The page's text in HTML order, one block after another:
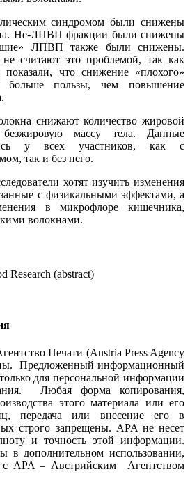
синдромом были снижены
Не-ЛПВП фракции были снижены
ЛПВП также были снижены.
не считают это проблемой, так как
показали, что снижение «плохого»
больше пользы, чем повышение
снижают количество жировой
массу тела. Данные
у всех участников, как с
так и без него.
хотят изучить изменения
с физикальными эффектами, а
в микрофлоре кишечника,
волокнами.
Research (abstract)
Печати (Austria Press Agency
Предложенный информационный
для персональной информации
Любая форма копирования,
этого материала или его
передача или внесение его в
строго запрещены. APA не несет
и точность этой информации.
в дополнительном использовании,
с APA – Австрийским Агентством